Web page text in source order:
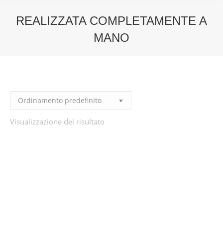
REALIZZATA COMPLETAMENTE A
MANO
Visualizzazione del risultato